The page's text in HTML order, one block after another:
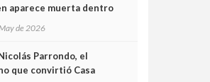
aparece muerta dentro
captan sus últimos
de 2026
Parrondo, el
que convirtió Casa